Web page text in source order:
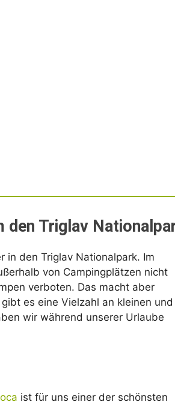
den Triglav
in den Triglav Nationalpark. Im
von Campingplätzen nicht
verboten. Das macht aber
es eine Vielzahl an kleinen und
wir während unserer Urlaube
ist für uns einer der schönsten